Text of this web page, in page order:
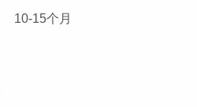
10-15个月